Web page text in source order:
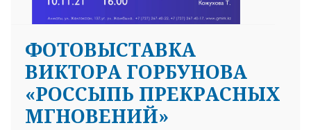
ФОТОВЫСТАВКА
ВИКТОРА ГОРБУНОВА
«РОССЫПЬ ПРЕКРАСНЫХ
МГНОВЕНИЙ»